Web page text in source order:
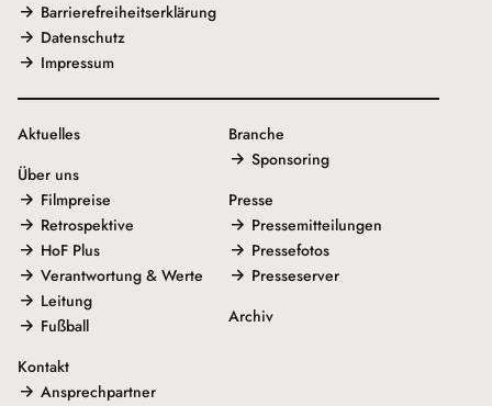
Barrierefreiheitserklärung
Datenschutz
Impressum
Aktuelles
Über uns
Filmpreise
Retrospektive
HoF Plus
Verantwortung & Werte
Leitung
Fußball
Kontakt
Ansprechpartner
Branche
Sponsoring
Presse
Pressemitteilungen
Pressefotos
Presseserver
Archiv